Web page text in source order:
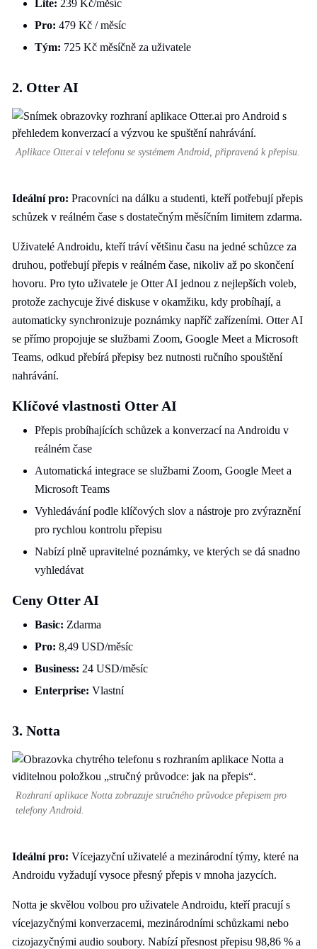
Lite: 239 Kč/měsíc
Pro: 479 Kč / měsíc
Tým: 725 Kč měsíčně za uživatele
2. Otter AI
Aplikace Otter.ai v telefonu se systémem Android, připravená k přepisu.
Ideální pro: Pracovníci na dálku a studenti, kteří potřebují přepis
schůzek v reálném čase s dostatečným měsíčním limitem zdarma.
Uživatelé Androidu, kteří tráví většinu času na jedné schůzce za
druhou, potřebují přepis v reálném čase, nikoliv až po skončení
hovoru. Pro tyto uživatele je Otter AI jednou z nejlepších voleb,
protože zachycuje živé diskuse v okamžiku, kdy probíhají, a
automaticky synchronizuje poznámky napříč zařízeními. Otter AI
se přímo propojuje se službami Zoom, Google Meet a Microsoft
Teams, odkud přebírá přepisy bez nutnosti ručního spouštění
nahrávání.
Klíčové vlastnosti Otter AI
Přepis probíhajících schůzek a konverzací na Androidu v
reálném čase
Automatická integrace se službami Zoom, Google Meet a
Microsoft Teams
Vyhledávání podle klíčových slov a nástroje pro zvýraznění
pro rychlou kontrolu přepisu
Nabízí plně upravitelné poznámky, ve kterých se dá snadno
vyhledávat
Ceny Otter AI
Basic: Zdarma
Pro: 8,49 USD/měsíc
Business: 24 USD/měsíc
Enterprise: Vlastní
3. Notta
Rozhraní aplikace Notta zobrazuje stručného průvodce přepisem pro
telefony Android.
Ideální pro: Vícejazyční uživatelé a mezinárodní týmy, které na
Androidu vyžadují vysoce přesný přepis v mnoha jazycích.
Notta je skvělou volbou pro uživatele Androidu, kteří pracují s
vícejazyčnými konverzacemi, mezinárodními schůzkami nebo
cizojazyčnými audio soubory. Nabízí přesnost přepisu 98,86 % a